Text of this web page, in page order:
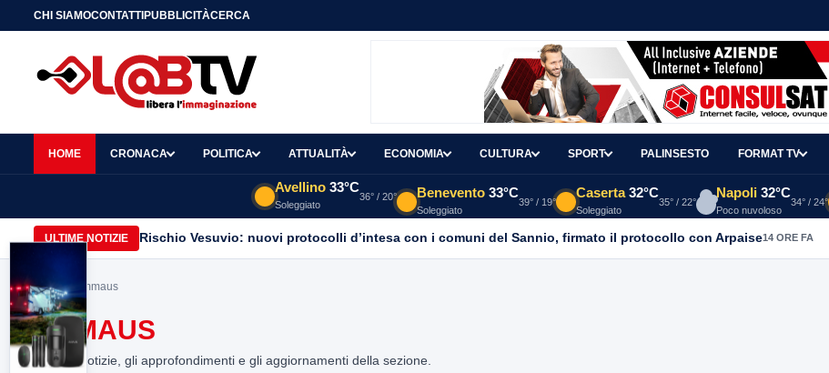
CHI SIAMOCONTATTIPUBBLICITÀCERCA
HOME CRONACA POLITICA ATTUALITÀ ECONOMIA CULTURA SPORT PALINSESTO FORMAT TV
Avellino 33°C
Soleggiato
36° / 20° Benevento 33°C
Soleggiato
39° / 19°
Caserta 32°C
Soleggiato
35° / 22°
Napoli 32°C
Poco nuvoloso
34° / 24°
ULTIME NOTIZIE Rischio Vesuvio: nuovi protocolli d’intesa con i comuni del Sannio, firmato il protocollo con Arpaise14 ORE FA
Home> emmaus
EMMAUS
Tutte le notizie, gli approfondimenti e gli aggiornamenti della sezione.